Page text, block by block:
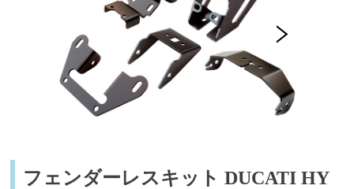
フェンダーレスキット DUCATI HY